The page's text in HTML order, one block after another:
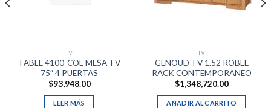
TV
TABLE 4100-COE MESA TV
75″ 4 PUERTAS
$93,948.00
LEER MÁS
TV
GENOUD TV 1.52 ROBLE
RACK CONTEMPORANEO
$1,348,720.00
AÑADIR AL CARRITO